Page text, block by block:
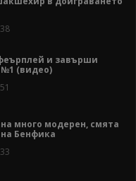
и завърши
№1 (видео)
много модерен, смята
Бенфика